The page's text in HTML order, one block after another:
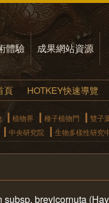
體驗 成果網站資源
頁 HOTKEY快速導覽
植物界 種子植物門
雙子
中央研究院 生物多樣性研究
brevicornuta